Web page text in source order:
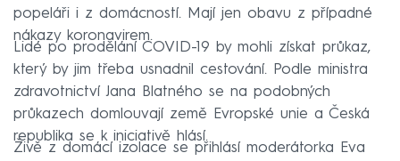
popeláři i z domácností. Mají jen obavu z případné
nákazy koronavirem.
Lidé po prodělání COVID-19 by mohli získat průkaz,
který by jim třeba usnadnil cestování. Podle ministra
zdravotnictví Jana Blatného se na podobných
průkazech domlouvají země Evropské unie a Česká
republika se k iniciativě hlásí.
Živě z domácí izolace se přihlásí moderátorka Eva